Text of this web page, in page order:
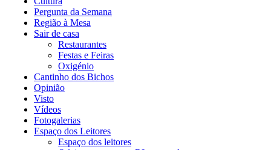
Pergunta da Semana
Região à Mesa
Sair de casa
Restaurantes
Festas e Feiras
Oxigénio
Cantinho dos Bichos
Opinião
Visto
Vídeos
Fotogalerias
Espaço dos Leitores
Espaço dos leitores